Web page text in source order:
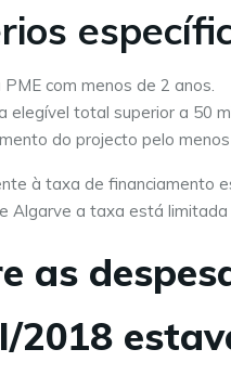
PME com menos de 2 anos.
elegível total superior a 50
do projecto pelo
à taxa de financiamento
Algarve a taxa está
as
2018